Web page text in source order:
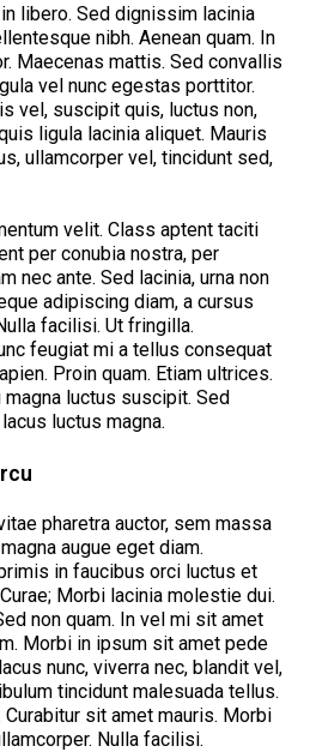
libero. Sed dignissim lacinia
nibh. Aenean quam. In
Maecenas mattis. Sed convallis
vel nunc egestas porttitor.
vel, suscipit quis, luctus non,
ligula lacinia aliquet. Mauris
ullamcorper vel, tincidunt sed,
velit. Class aptent taciti
per conubia nostra, per
nec ante. Sed lacinia, urna non
adipiscing diam, a cursus
facilisi. Ut fringilla.
feugiat mi a tellus consequat
Proin quam. Etiam ultrices.
luctus suscipit. Sed
luctus magna.
pharetra auctor, sem massa
augue eget diam.
in faucibus orci luctus et
Morbi lacinia molestie dui.
non quam. In vel mi sit amet
Morbi in ipsum sit amet pede
nunc, viverra nec, blandit vel,
tincidunt malesuada tellus.
sit amet mauris. Morbi
Nulla facilisi.